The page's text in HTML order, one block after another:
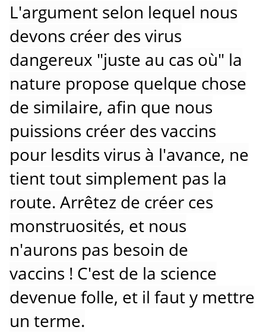
L'argument selon lequel nous
devons créer des virus
dangereux "juste au cas où" la
nature propose quelque chose
de similaire, afin que nous
puissions créer des vaccins
pour lesdits virus à l'avance, ne
tient tout simplement pas la
route. Arrêtez de créer ces
monstruosités, et nous
n'aurons pas besoin de
vaccins ! C'est de la science
devenue folle, et il faut y mettre
un terme.